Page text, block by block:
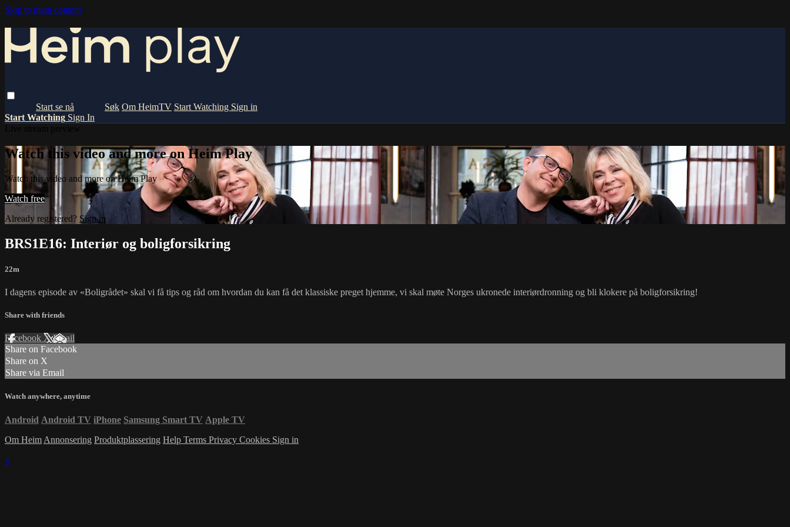
Skip to main content
Om HeimTV Start Watching Sign in
Start Watching Sign In
Watch this video and more on Heim Play
Watch this video and more on Heim Play
Watch free
Already registered? Sign in
BRS1E16: Interiør og boligforsikring
22m
I dagens episode av «Boligrådet» skal vi få tips og råd om hvordan du kan få det klassiske preget hjemme, vi skal møte Norges ukronede interiørdronning og bli klokere på boligforsikring!
Share with friends
Facebook XEmail
Share on Facebook
Share on X
Share via Email
Watch anywhere, anytime
Android Android TV iPhone Samsung Smart TV Apple TV
Om Heim Annonsering Produktplassering Help Terms Privacy Cookies Sign in
×